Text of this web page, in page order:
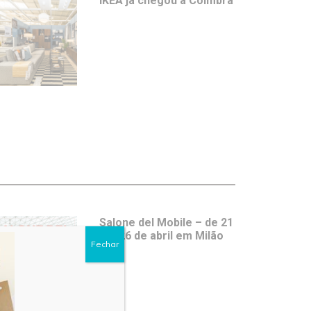
Salone del Mobile – de 21
a 26 de abril em Milão
Fechar